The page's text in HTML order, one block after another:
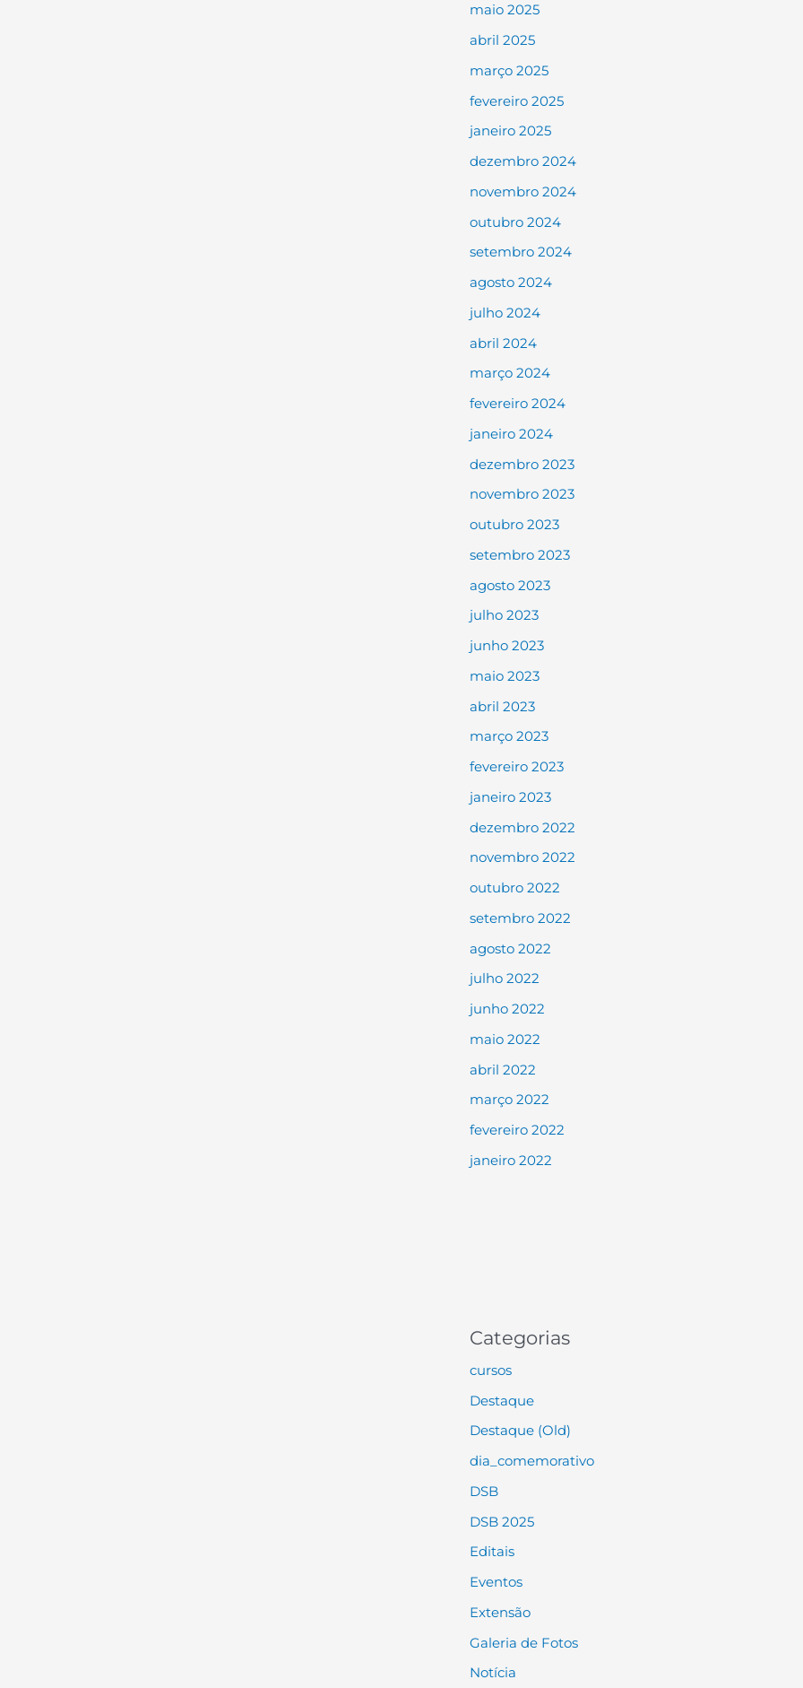
maio 2025
abril 2025
março 2025
fevereiro 2025
janeiro 2025
dezembro 2024
novembro 2024
outubro 2024
setembro 2024
agosto 2024
julho 2024
abril 2024
março 2024
fevereiro 2024
janeiro 2024
dezembro 2023
novembro 2023
outubro 2023
setembro 2023
agosto 2023
julho 2023
junho 2023
maio 2023
abril 2023
março 2023
fevereiro 2023
janeiro 2023
dezembro 2022
novembro 2022
outubro 2022
setembro 2022
agosto 2022
julho 2022
junho 2022
maio 2022
abril 2022
março 2022
fevereiro 2022
janeiro 2022
Categorias
cursos
Destaque
Destaque (Old)
dia_comemorativo
DSB
DSB 2025
Editais
Eventos
Extensão
Galeria de Fotos
Notícia